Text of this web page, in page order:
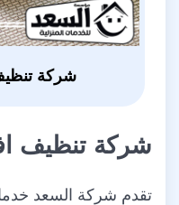
شركة
شركة تنظيف
تقدم شركة السعد